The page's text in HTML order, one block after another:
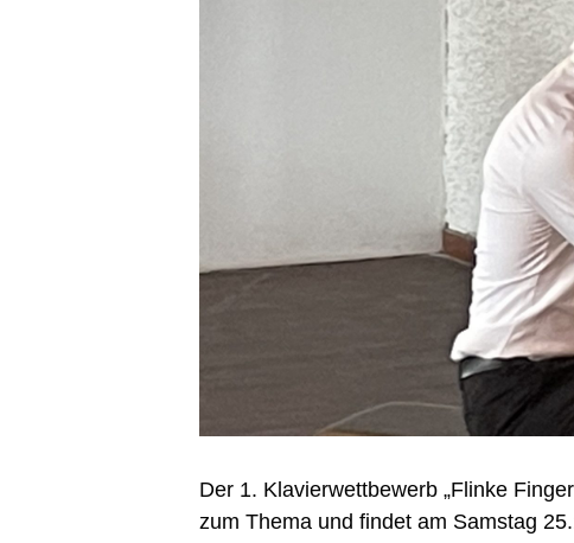
Der 1. Klavierwettbewerb „Flinke
zum Thema und findet am Samstag